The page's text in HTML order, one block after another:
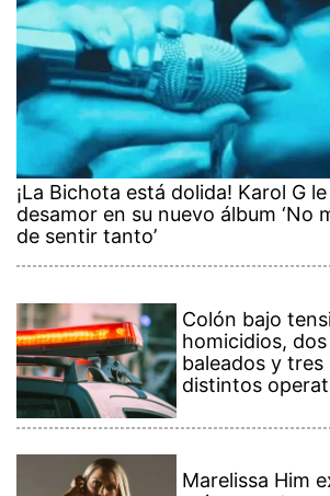
¡La Bichota está dolida! Karol G
desamor en su nuevo álbum ‘No
de sentir tanto’
Colón bajo
homicidios,
baleados y
distintos
Marelissa Him